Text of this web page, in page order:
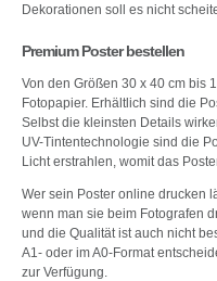
Dekorationen soll es nicht
Premium Poster bestellen
Von den Größen 30 x 40 cm bis
Fotopapier. Erhältlich sind die
Selbst die kleinsten Details
UV-Tintentechnologie sind die
Licht erstrahlen, womit das
Wer sein Poster online drucken
wenn man sie beim Fotografen
und die Qualität ist auch nicht
A1- oder im A0-Format
zur Verfügung.